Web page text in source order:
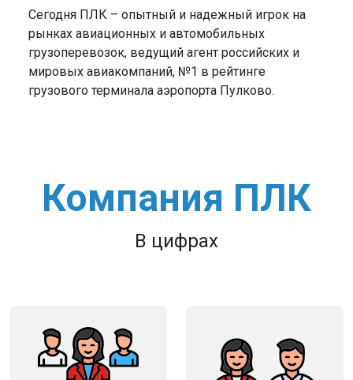
Сегодня ПЛК – опытный и надежный игрок на
рынках авиационных и автомобильных
грузоперевозок, ведущий агент российских и
мировых авиакомпаний, №1 в рейтинге
грузового терминала аэропорта Пулково.
Компания ПЛК
В цифрах